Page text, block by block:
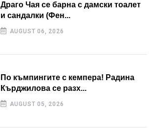
Драго Чая се барна с дамски тоалет
и сандалки (Фен...
AUGUST 06, 2026
По къмпингите с кемпера! Радина
Кърджилова се разх...
AUGUST 05, 2026